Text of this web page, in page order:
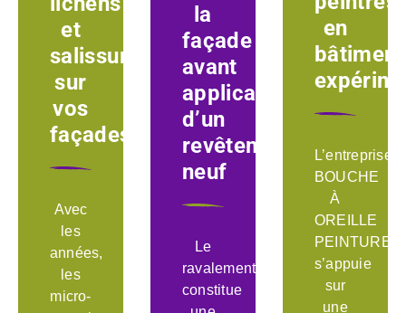
et
salissures
sur
vos
façades
Avec
les
années,
les
micro-
la
façade
avant
application
d’un
revêtement
neuf
Le
ravalement
constitue
en
bâtiment
L’entreprise
BOUCHE
À
OREILLE
PEINTURE
s’appuie
sur
une